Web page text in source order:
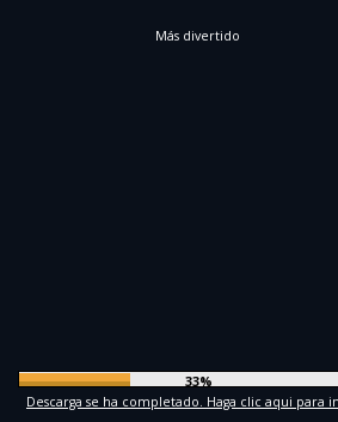
Más divertido
35%
Descarga se ha completado. Haga clic aqui para